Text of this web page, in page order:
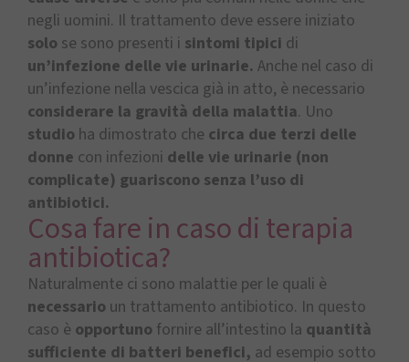
negli uomini. Il trattamento deve essere iniziato
solo se sono presenti i sintomi tipici di
un’infezione delle vie urinarie. Anche nel caso di
un’infezione nella vescica già in atto, è necessario
considerare la gravità della malattia. Uno
studio ha dimostrato che circa due terzi delle
donne con infezioni delle vie urinarie (non
complicate) guariscono senza l’uso di
antibiotici.
Cosa fare in caso di terapia
antibiotica?
Naturalmente ci sono malattie per le quali è
necessario un trattamento antibiotico. In questo
caso è opportuno fornire all’intestino la quantità
sufficiente di batteri benefici, ad esempio sotto